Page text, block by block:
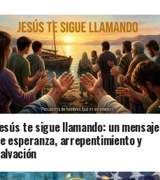
te sigue llamando: un mensaje
esperanza, arrepentimiento y